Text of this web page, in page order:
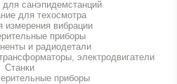
санэпидемстанций
для техосмотра
измерения вибрации
приборы
и радиодетали
электродвигатели
Станки
приборы